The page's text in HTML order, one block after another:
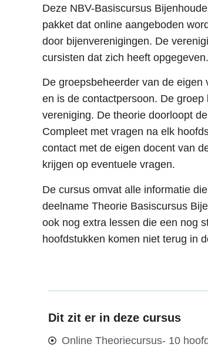
Deze NBV-Basiscursus
pakket dat online aangeboden
door bijenverenigingen. De
cursisten dat zich heeft opgegeven.
De groepsbeheerder van de
en is de contactpersoon. De
vereniging. De theorie doorloopt
Compleet met vragen na elk
contact met de eigen docent van
krijgen op eventuele vragen.
De cursus omvat alle informatie
deelname Theorie Basiscursus
ook nog extra lessen die een nog
hoofdstukken komen niet terug in
Dit zit er in deze cursus
Online Theoriecursus- 10